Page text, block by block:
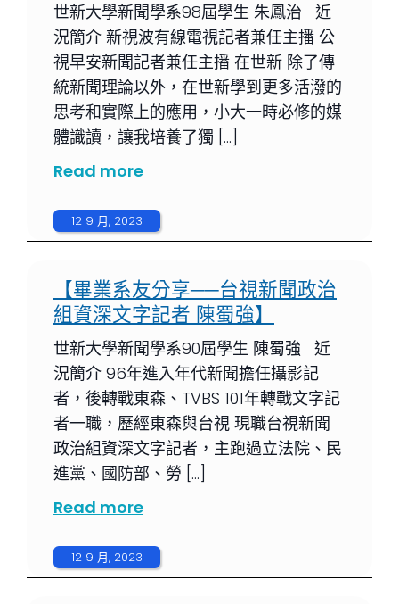
世新大學新聞學系98屆學生 朱鳳治 近
況簡介 新視波有線電視記者兼任主播 公
視早安新聞記者兼任主播 在世新 除了傳
統新聞理論以外，在世新學到更多活潑的
思考和實際上的應用，小大一時必修的媒
體識讀，讓我培養了獨 […]
Read more
12 9 月, 2023
【畢業系友分享──台視新聞政治
組資深文字記者 陳蜀強】
世新大學新聞學系90屆學生 陳蜀強 近
況簡介 96年進入年代新聞擔任攝影記
者，後轉戰東森、TVBS 101年轉戰文字記
者一職，歷經東森與台視 現職台視新聞
政治組資深文字記者，主跑過立法院、民
進黨、國防部、勞 […]
Read more
12 9 月, 2023